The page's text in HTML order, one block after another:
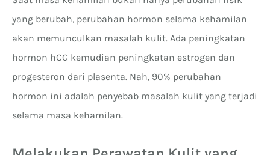
yang berubah, perubahan hormon selama kehamilan
akan memunculkan masalah kulit. Ada peningkatan
hormon hCG kemudian peningkatan estrogen dan
progesteron dari plasenta. Nah, 90% perubahan
hormon ini adalah penyebab masalah kulit yang terjadi
selama masa kehamilan.